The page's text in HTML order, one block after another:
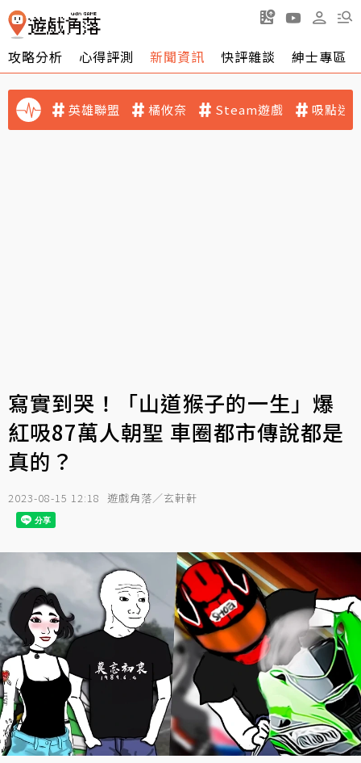
攻略分析 心得評測 新聞資訊 快評雜談 紳士專區
英雄聯盟 橘攸奈 Steam遊戲 吸點迷
寫實到哭！「山道猴子的一生」爆
紅吸87萬人朝聖 車圈都市傳說都是
真的？
2023-08-15 12:18 遊戲角落／玄軒軒